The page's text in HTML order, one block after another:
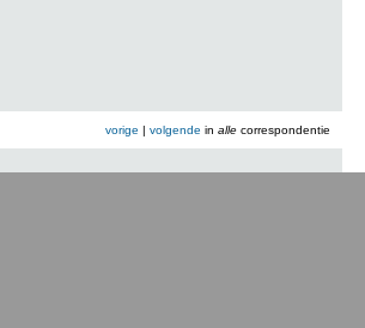
vorige | volgende in allecorrespondentie